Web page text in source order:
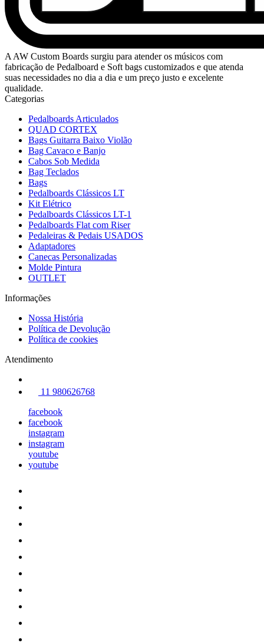
A AW Custom Boards surgiu para atender os músicos com
fabricação de Pedalboard e Soft bags customizados e que atenda
suas necessidades no dia a dia e um preço justo e excelente
qualidade.
Categorias
Pedalboards Articulados
QUAD CORTEX
Bags Guitarra Baixo Violão
Bag Cavaco e Banjo
Cabos Sob Medida
Bag Teclados
Bags
Pedalboards Clássicos LT
Kit Elétrico
Pedalboards Clássicos LT-1
Pedalboards Flat com Riser
Pedaleiras & Pedais USADOS
Adaptadores
Canecas Personalizadas
Molde Pintura
OUTLET
Informações
Nossa História
Política de Devolução
Política de cookies
Atendimento
11 980626768
facebook
facebook
instagram
instagram
youtube
youtube